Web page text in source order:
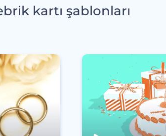
kartı şablonları